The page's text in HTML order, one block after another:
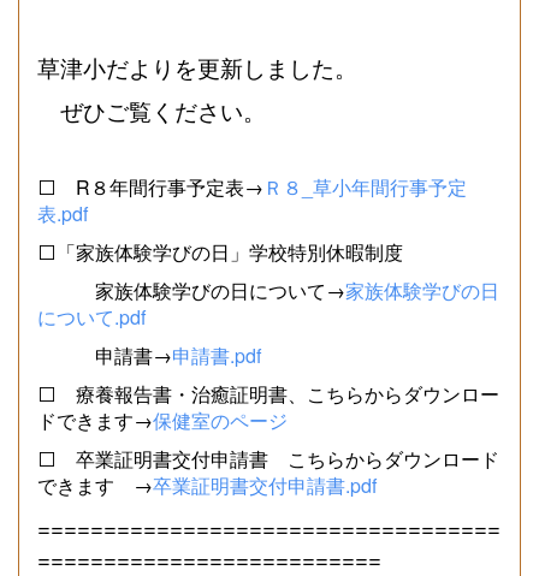
草津小だよりを更新しました。
ぜひご覧ください。
⬜ R８年間行事予定表→ Ｒ８_草小年間行事予定
表.pdf
⬜「家族体験学びの日」学校特別休暇制度
家族体験学びの日について→家族体験学びの日
について.pdf
申請書→申請書.pdf
⬜ 療養報告書・治癒証明書、こちらからダウンロー
ドできます→保健室のページ
⬜ 卒業証明書交付申請書 こちらからダウンロード
できます →卒業証明書交付申請書.pdf
===================================
==========================